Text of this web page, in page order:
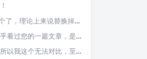
bejson，不过我没有试过不知道行不行。我现在是用ddns-go这款工具。动态解析域名，并且可以触发webhook给我发送邮件的
这篇文章，我想问的是，这个可以监控IPv6的变化并发送邮件嘛？因为我现在测试了，它只能发送IPv4的，请问如果要添加IPv6的变化，我该如何操作呢？谢谢您！
比，至少Vaultwarden我用了一两年感觉还不错